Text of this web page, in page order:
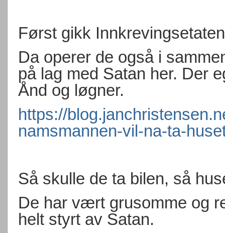
Først gikk
Da operer de også i
på lag med Satan her. Der
Ånd og løgner.
https://
namsmannen-vil-na-ta-
Så skulle de ta bilen, så
De har vært grusomme og
helt styrt av Satan.